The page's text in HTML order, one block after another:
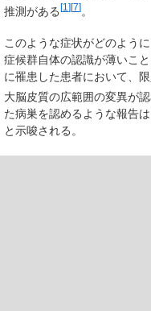
推測がある[1 ][7]。
このような症状がどのよう
症候群自体の認識が薄いこ
に罹患した患者において、
大脳皮質の広範囲の変異が
た病巣を認めるような報告
と示唆される。